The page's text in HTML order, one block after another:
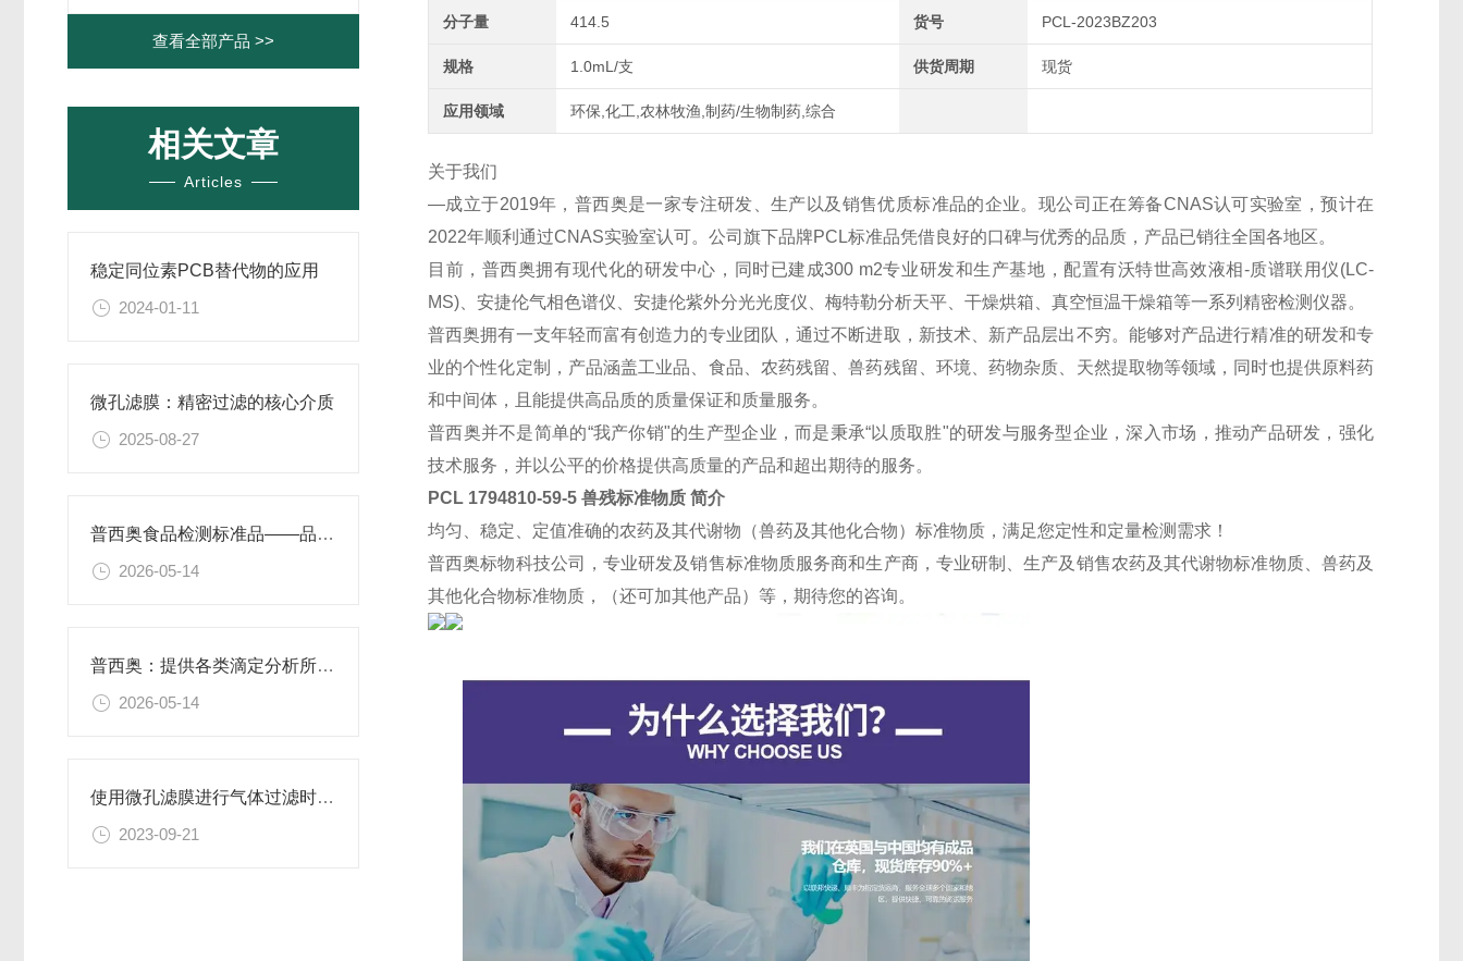
查看全部产品 >>
相关文章
Articles
稳定同位素PCB替代物的应用
2024-01-11
微孔滤膜：精密过滤的核心介质​
2025-08-27
普西奥食品检测标准品——品类丰富，支持定制
2026-05-14
普西奥：提供各类滴定分析所需的全系列滴定液
2026-05-14
使用微孔滤膜进行气体过滤时，有哪些注意事项和常见问题需要关注？
2023-09-21
分子量 414.5 货号 PCL-2023BZ203
规格 1.0mL/支 供货周期 现货
应用领域 环保,化工,农林牧渔,制药/生物制药,综合
关于我们
—成立于2019年，普西奥是一家专注研发、生产以及销售优质标准品的企业。现公司正在筹备CNAS认可实验室，预计在
2022年顺利通过CNAS实验室认可。公司旗下品牌PCL标准品凭借良好的口碑与优秀的品质，产品已销往全国各地区。
目前，普西奥拥有现代化的研发中心，同时已建成300 m2专业研发和生产基地，配置有沃特世高效液相-质谱联用仪(LC-
MS)、安捷伦气相色谱仪、安捷伦紫外分光光度仪、梅特勒分析天平、干燥烘箱、真空恒温干燥箱等一系列精密检测仪器。
普西奥拥有一支年轻而富有创造力的专业团队，通过不断进取，新技术、新产品层出不穷。能够对产品进行精准的研发和专
业的个性化定制，产品涵盖工业品、食品、农药残留、兽药残留、环境、药物杂质、天然提取物等领域，同时也提供原料药
和中间体，且能提供高品质的质量保证和质量服务。
普西奥并不是简单的“我产你销"的生产型企业，而是秉承“以质取胜"的研发与服务型企业，深入市场，推动产品研发，强化
技术服务，并以公平的价格提供高质量的产品和超出期待的服务。
PCL 1794810-59-5 兽残标准物质 简介
均匀、稳定、定值准确的农药及其代谢物（兽药及其他化合物）标准物质，满足您定性和定量检测需求！
普西奥标物科技公司，专业研发及销售标准物质服务商和生产商，专业研制、生产及销售农药及其代谢物标准物质、兽药及
其他化合物标准物质，（还可加其他产品）等，期待您的咨询。